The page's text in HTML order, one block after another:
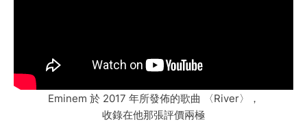
Eminem 於 2017 年所發佈的歌曲 〈River〉，
收錄在他那張評價兩極